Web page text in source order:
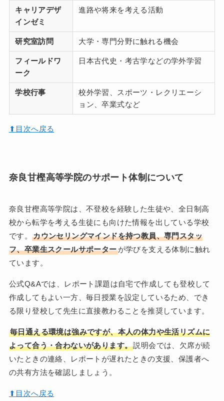
キャリアデザ
インゼミ
進路や将来を考える活動
研究室訪問 大学・専門分野に触れる機会
フィールドワ
ーク
日本古代史・考古学などの学外学習
学校行事
校外学習、スポーツ・レクリエーシ
ョン、卒業式など
⬆︎目次へ戻る
奈良甘樫高等学院のサポート体制について
奈良甘樫高等学院は、不登校を経験した生徒や、全日制高
校から転学を考える生徒にも向けた情報を出している学校
です。カウンセリングマインドを持つ教員、専門スタッ
フ、卒業生スクールサポーターが学びを支える体制に触れ
ています。
公式Q&Aでは、レポート課題は自宅で作成しても登校して
作成してもよい一方、毎日授業を設定しているため、でき
る限り登校して先生に直接教わることを推奨しています。
毎日通える環境は強みですが、本人の体力や生活リズムに
よって合う・合わないがあります。説明会では、欠席が続
いたときの連絡、レポートが遅れたときの支援、保護者へ
の共有方法を確認しましょう。
⬆︎目次へ戻る